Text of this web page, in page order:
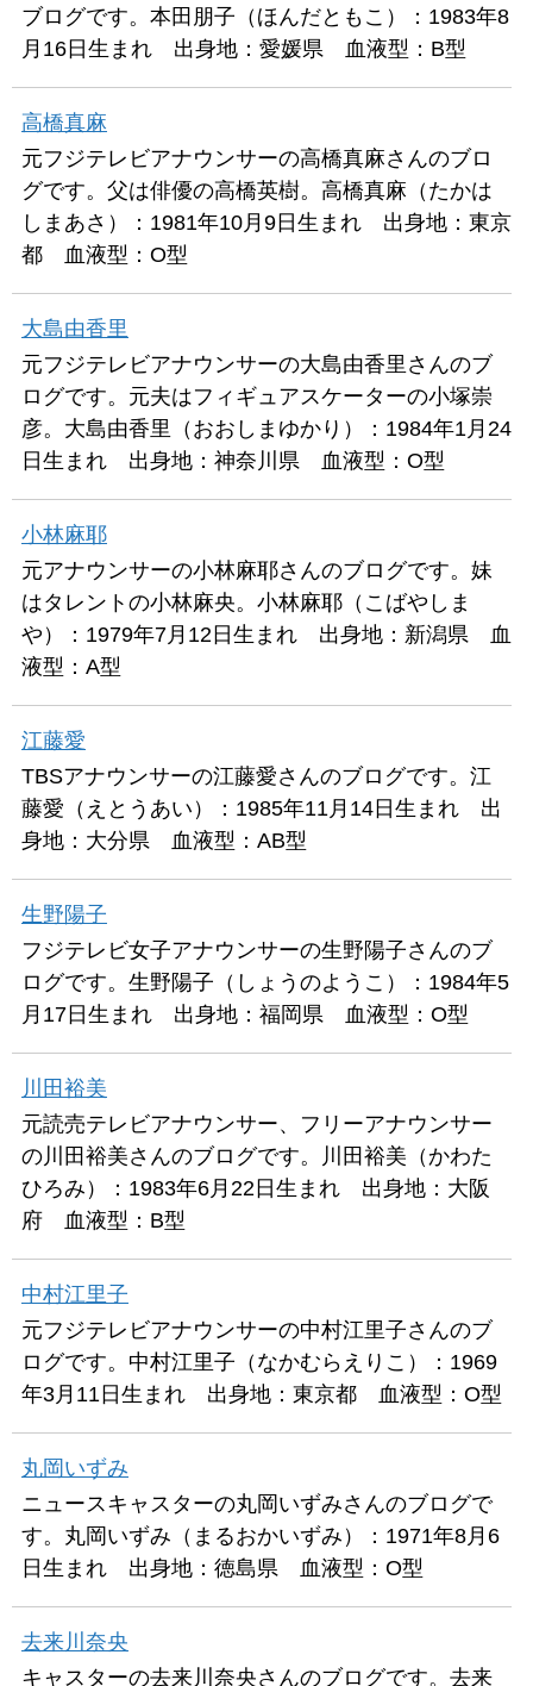
ブログです。本田朋子（ほんだともこ）：1983年8
月16日生まれ 出身地：愛媛県 血液型：B型
高橋真麻
元フジテレビアナウンサーの高橋真麻さんのブロ
グです。父は俳優の高橋英樹。高橋真麻（たかは
しまあさ）：1981年10月9日生まれ 出身地：東京
都 血液型：O型
大島由香里
元フジテレビアナウンサーの大島由香里さんのブ
ログです。元夫はフィギュアスケーターの小塚崇
彦。大島由香里（おおしまゆかり）：1984年1月24
日生まれ 出身地：神奈川県 血液型：O型
小林麻耶
元アナウンサーの小林麻耶さんのブログです。妹
はタレントの小林麻央。小林麻耶（こばやしま
や）：1979年7月12日生まれ 出身地：新潟県 血
液型：A型
江藤愛
TBSアナウンサーの江藤愛さんのブログです。江
藤愛（えとうあい）：1985年11月14日生まれ 出
身地：大分県 血液型：AB型
生野陽子
フジテレビ女子アナウンサーの生野陽子さんのブ
ログです。生野陽子（しょうのようこ）：1984年5
月17日生まれ 出身地：福岡県 血液型：O型
川田裕美
元読売テレビアナウンサー、フリーアナウンサー
の川田裕美さんのブログです。川田裕美（かわた
ひろみ）：1983年6月22日生まれ 出身地：大阪
府 血液型：B型
中村江里子
元フジテレビアナウンサーの中村江里子さんのブ
ログです。中村江里子（なかむらえりこ）：1969
年3月11日生まれ 出身地：東京都 血液型：O型
丸岡いずみ
ニュースキャスターの丸岡いずみさんのブログで
す。丸岡いずみ（まるおかいずみ）：1971年8月6
日生まれ 出身地：徳島県 血液型：O型
去来川奈央
キャスターの去来川奈央さんのブログです。去来